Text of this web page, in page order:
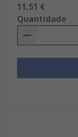
11,51 €
Quantidade